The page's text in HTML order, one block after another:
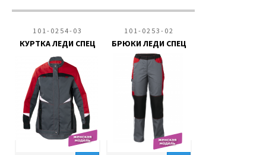
101-0254-03
КУРТКА ЛЕДИ СПЕЦ
101-0253-02
БРЮКИ ЛЕДИ СПЕЦ